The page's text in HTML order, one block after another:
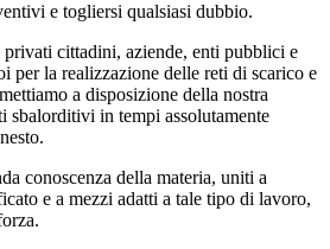
e togliersi qualsiasi dubbio.
cittadini, aziende, enti pubblici e
per la realizzazione delle reti di scarico e
a disposizione della nostra
sbalorditivi in tempi assolutamente
conoscenza della materia, uniti a
e a mezzi adatti a tale tipo di lavoro,